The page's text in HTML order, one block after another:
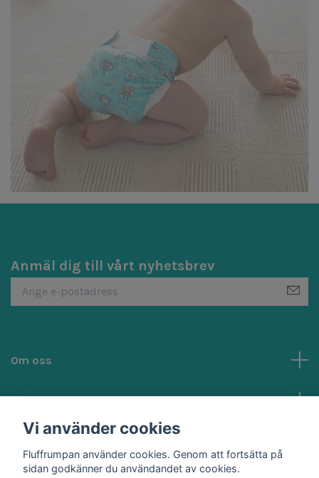
Anmäl dig till vårt nyhetsbrev
Om oss
Kundtjänst
Vi använder cookies
Fluffrumpan använder cookies. Genom att fortsätta på
sidan godkänner du användandet av cookies.